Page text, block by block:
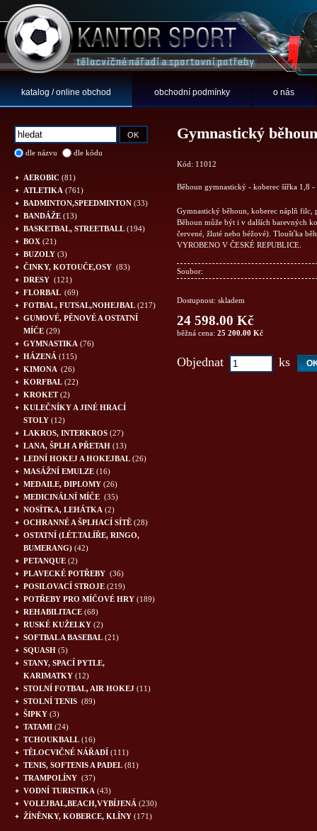
katalog / online obchod obchodní podmínky o nás
dle názvu dle kódu
AEROBIC (81)
ATLETIKA (761)
BADMINTON,SPEEDMINTON (33)
BANDÁŽE (13)
BASKETBAL, STREETBALL (194)
BOX (21)
BUZOLY (3)
ČINKY, KOTOUČE,OSY (83)
DRESY (121)
FLORBAL (69)
FOTBAL, FUTSAL,NOHEJBAL (217)
GUMOVÉ, PĚNOVÉ A OSTATNÍ
MÍČE (29)
GYMNASTIKA (76)
HÁZENÁ (115)
KIMONA (26)
KORFBAL (22)
KROKET(2)
KULEČNÍKY A JINÉ HRACÍ
STOLY (12)
LAKROS, INTERKROS (27)
LANA, ŠPLH A PŘETAH (13)
LEDNÍ HOKEJ A HOKEJBAL (26)
MASÁŽNÍ EMULZE (16)
MEDAILE, DIPLOMY (26)
MEDICINÁLNÍ MÍČE (35)
NOSÍTKA, LEHÁTKA (2)
OCHRANNÉ A ŠPLHACÍ SÍTĚ (28)
OSTATNÍ (LÉT.TALÍŘE, RINGO,
BUMERANG) (42)
PETANQUE (2)
PLAVECKÉ POTŘEBY (36)
POSILOVACÍ STROJE (219)
POTŘEBY PRO MÍČOVÉ HRY (189)
REHABILITACE (68)
RUSKÉ KUŽELKY (2)
SOFTBAL A BASEBAL (21)
SQUASH (5)
STANY, SPACÍ PYTLE,
KARIMATKY (12)
STOLNÍ FOTBAL, AIR HOKEJ (11)
STOLNÍ TENIS (89)
ŠIPKY (3)
TATAMI (24)
TCHOUKBALL (16)
TĚLOCVIČNÉ NÁŘADÍ (111)
TENIS, SOFTENIS A PADEL (81)
TRAMPOLÍNY (37)
VODNÍ TURISTIKA (43)
VOLEJBAL,BEACH,VYBÍJENÁ (230)
ŽÍNĚNKY, KOBERCE, KLÍNY (171)
Gymnastický
Kód: 11012
Běhoun gymnastický - koberec šířka 1,8 -
Gymnastický běhoun, koberec náplň filc,
Běhoun může být i v dalších barevných
červené, žluté nebo béžové). Tloušťka
VYROBENO V ČESKÉ REPUBLICE.
Soubor:
Dostupnost: skladem
24 598.00 Kč
běžná cena: 25 200.00 Kč
Objednat ks